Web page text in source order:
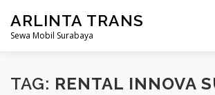
konten
ARLINTA TRANS
Sewa Mobil Surabaya
HOME PROFIL KAMI HARGA
TAG: RENTAL INNOVA